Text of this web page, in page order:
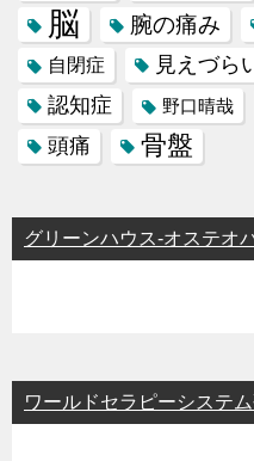
脳 腕の痛み
自閉症 見えづら
認知症 野口晴哉
頭痛 骨盤
グリーンハウス-オステオ
ワールドセラピーシステ